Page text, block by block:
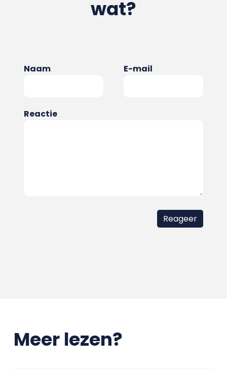
wat?
Naam E-mail
Reactie
Meer lezen?